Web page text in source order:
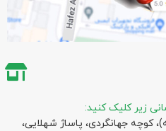
زیر کلیک کنید:
کوچه جهانگردی،‌ پاساژ شهلایی،